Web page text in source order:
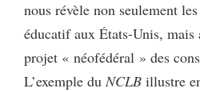
nous révèle non seulement
éducatif aux États-Unis, mais
projet « néofédéral » des
L’exemple du NCLB illustre